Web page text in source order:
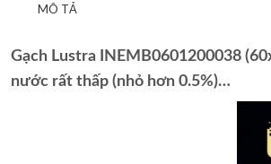
MÔ TẢ
Gạch Lustra INEMB0601200038
nước rất thấp (nhỏ hơn 0.5%)…